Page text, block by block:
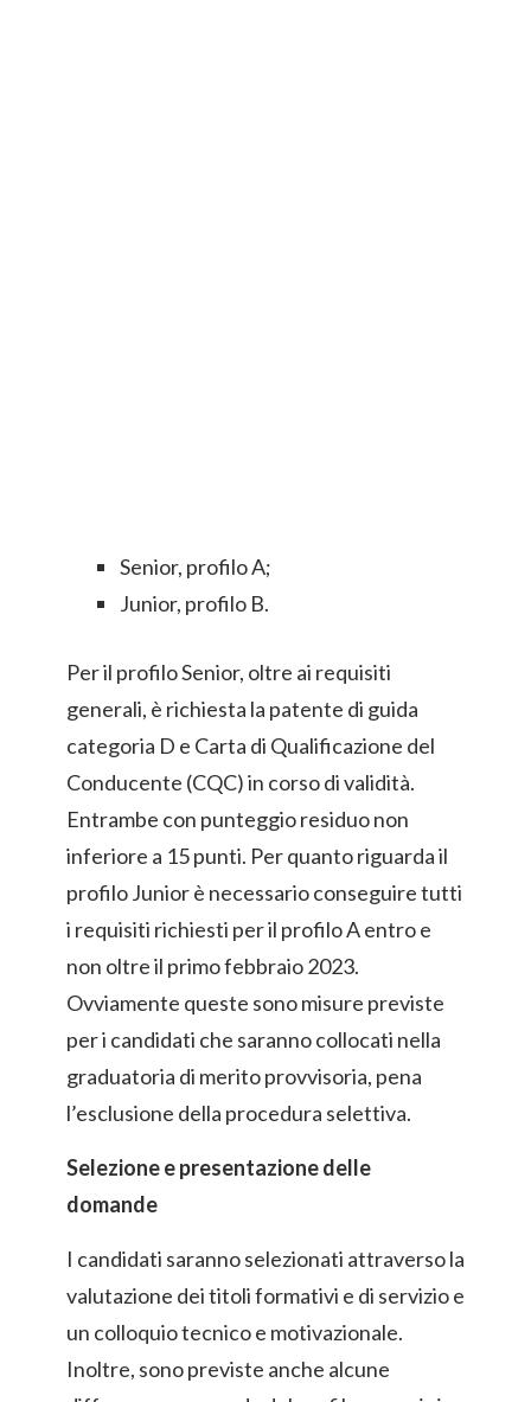
Senior, profilo A;
Junior, profilo B.
Per il profilo Senior, oltre ai requisiti
generali, è richiesta la patente di guida
categoria D e Carta di Qualificazione del
Conducente (CQC) in corso di validità.
Entrambe con punteggio residuo non
inferiore a 15 punti. Per quanto riguarda il
profilo Junior è necessario conseguire tutti
i requisiti richiesti per il profilo A entro e
non oltre il primo febbraio 2023.
Ovviamente queste sono misure previste
per i candidati che saranno collocati nella
graduatoria di merito provvisoria, pena
l’esclusione della procedura selettiva.
Selezione e presentazione delle
domande
I candidati saranno selezionati attraverso la
valutazione dei titoli formativi e di servizio e
un colloquio tecnico e motivazionale.
Inoltre, sono previste anche alcune